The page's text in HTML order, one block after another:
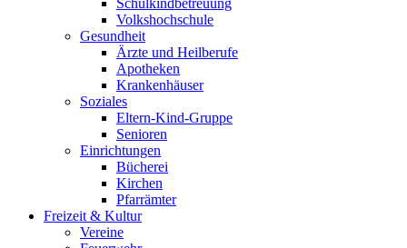
Schulkindbetreuung
Volkshochschule
Gesundheit
Ärzte und Heilberufe
Apotheken
Krankenhäuser
Soziales
Eltern-Kind-Gruppe
Senioren
Einrichtungen
Bücherei
Kirchen
Pfarrämter
Freizeit & Kultur
Vereine